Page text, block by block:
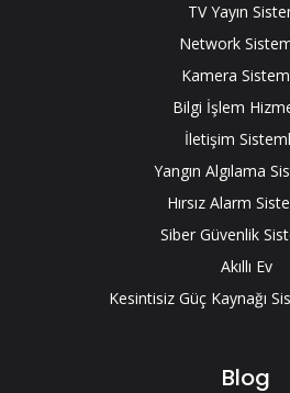
TV Yayın
Network
Kamera
Bilgi İşlem
İletişim
Yangın Algılama
Hırsız Alarm
Siber Güvenlik
Akıllı Ev
Kesintisiz Güç Kaynağı
Blog